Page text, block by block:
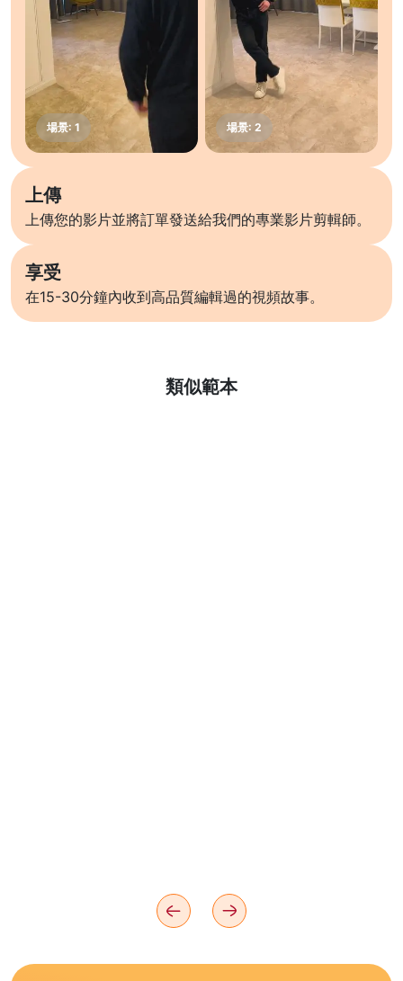
上傳
上傳您的影片並將訂單發送給我們的專業影片剪輯師。
享受
在15-30分鐘內收到高品質編輯過的視頻故事。
類似範本
了解更多